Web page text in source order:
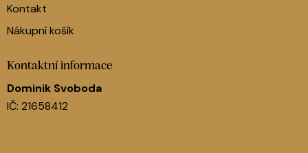
Kontakt
Nákupní košík
Kontaktní informace
Dominik Svoboda
IČ: 21658412